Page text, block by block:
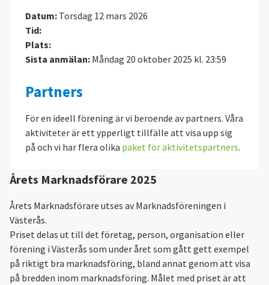
Datum: Torsdag 12 mars 2026
Tid:
Plats:
Sista anmälan: Måndag 20 oktober 2025 kl. 23:59
Partners
För en ideell förening är vi beroende av partners. Våra
aktiviteter är ett ypperligt tillfälle att visa upp sig
på och vi har flera olika paket för aktivitetspartners.
Årets Marknadsförare 2025
Årets Marknadsförare utses av Marknadsföreningen i
Västerås.
Priset delas ut till det företag, person, organisation eller
förening i Västerås som under året som gått gett exempel
på riktigt bra marknadsföring, bland annat genom att visa
på bredden inom marknadsföring. Målet med priset är att